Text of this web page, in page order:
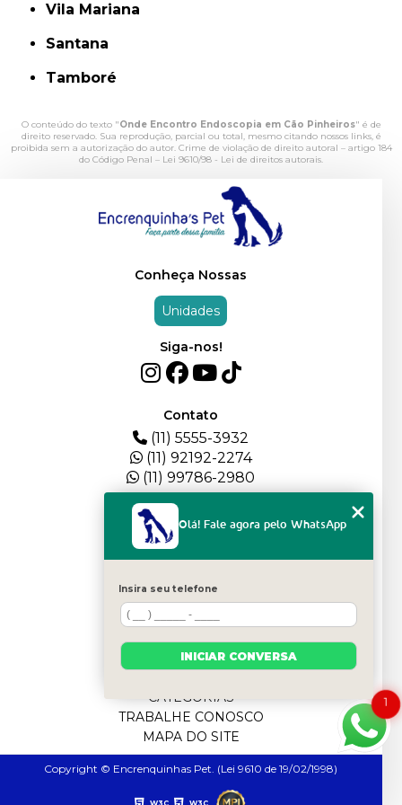
Vila Mariana
Santana
Tamboré
O conteúdo do texto "Onde Encontro Endoscopia em Cão Pinheiros" é de
direito reservado. Sua reprodução, parcial ou total, mesmo citando nossos links, é
proibida sem a autorização do autor. Crime de violação de direito autoral – artigo 184
do Código Penal – Lei 9610/98 - Lei de direitos autorais.
Conheça Nossas
Unidades
Siga-nos!
Contato
(11) 5555-3932
(11) 92192-2274
(11) 99786-2980
QUEM SOMOS
PLANTEL
BLOG
SERVIÇOS
FILHOTES
CATEGORIAS
TRABALHE CONOSCO
MAPA DO SITE
Copyright © Encrenquinhas Pet. (Lei 9610 de 19/02/1998)
1
Olá! Fale agora pelo WhatsApp
Insira seu telefone
INICIAR CONVERSA